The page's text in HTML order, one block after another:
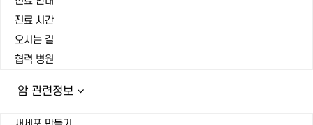
진료 시간
오시는 길
협력 병원
암 관련정보